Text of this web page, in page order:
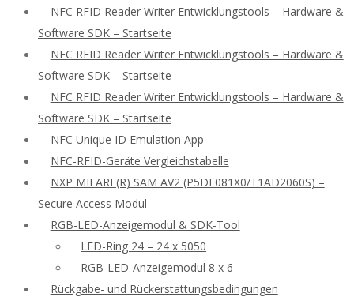
NFC RFID Reader Writer Entwicklungstools – Hardware &
Software SDK – Startseite
NFC RFID Reader Writer Entwicklungstools – Hardware &
Software SDK – Startseite
NFC RFID Reader Writer Entwicklungstools – Hardware &
Software SDK – Startseite
NFC Unique ID Emulation App
NFC-RFID-Geräte Vergleichstabelle
NXP MIFARE(R) SAM AV2 (P5DF081X0/T1AD2060S) –
Secure Access Modul
RGB-LED-Anzeigemodul & SDK-Tool
LED-Ring 24 – 24 x 5050
RGB-LED-Anzeigemodul 8 x 6
Rückgabe- und Rückerstattungsbedingungen